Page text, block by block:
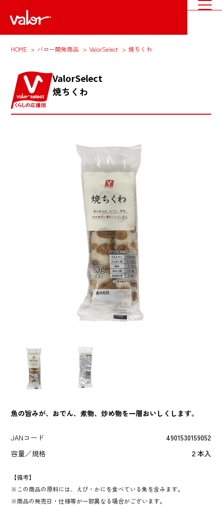
HOME バロー開発商品 ValorSelect 焼ちくわ
ValorSelect
焼ちくわ
魚の旨みが、おでん、煮物、炒め物を一層おいしくします。
JANコード
4901530159052
容量／規格
２本入
【備考】
この商品の原料には、えび・かにを食べている魚を含みます。
商品の発売日・仕様等が一部異なる場合がございます。